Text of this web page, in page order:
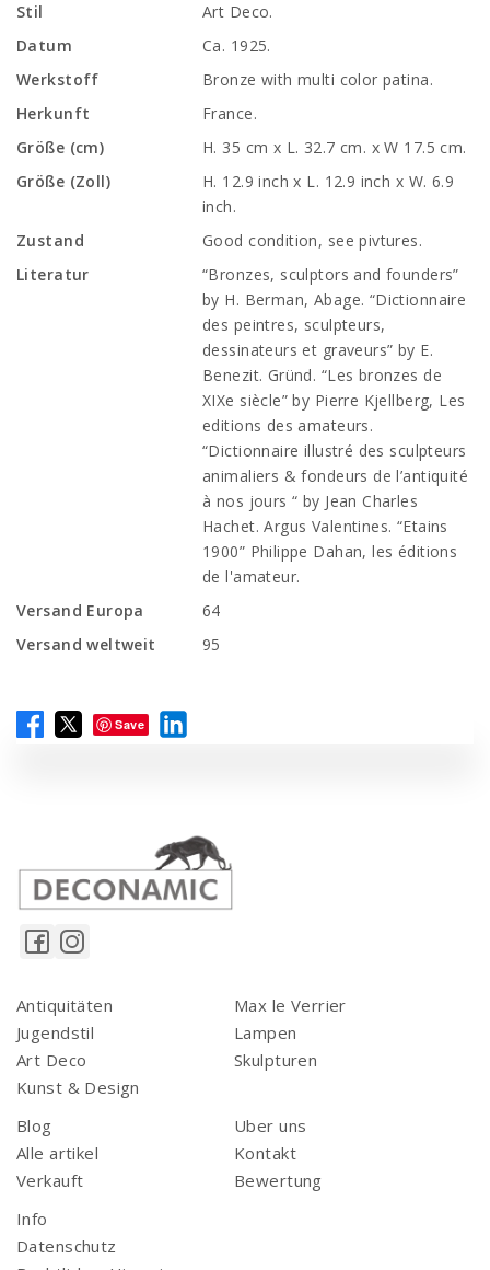
Stil
Art Deco.
Datum
Ca. 1925.
Werkstoff
Bronze with multi color patina.
Herkunft
France.
Größe (cm)
H. 35 cm x L. 32.7 cm. x W 17.5 cm.
Größe (Zoll)
H. 12.9 inch x L. 12.9 inch x W. 6.9
inch.
Zustand
Good condition, see pivtures.
Literatur
“Bronzes, sculptors and founders”
by H. Berman, Abage. “Dictionnaire
des peintres, sculpteurs,
dessinateurs et graveurs” by E.
Benezit. Gründ. “Les bronzes de
XIXe siècle” by Pierre Kjellberg, Les
editions des amateurs.
“Dictionnaire illustré des sculpteurs
animaliers & fondeurs de l’antiquité
à nos jours “ by Jean Charles
Hachet. Argus Valentines. “Etains
1900” Philippe Dahan, les éditions
de l'amateur.
Versand Europa
64
Versand weltweit
95
Save
Antiquitäten
Jugendstil
Art Deco
Kunst & Design
Max le Verrier
Lampen
Skulpturen
Blog
Alle artikel
Verkauft
Uber uns
Kontakt
Bewertung
Info
Datenschutz